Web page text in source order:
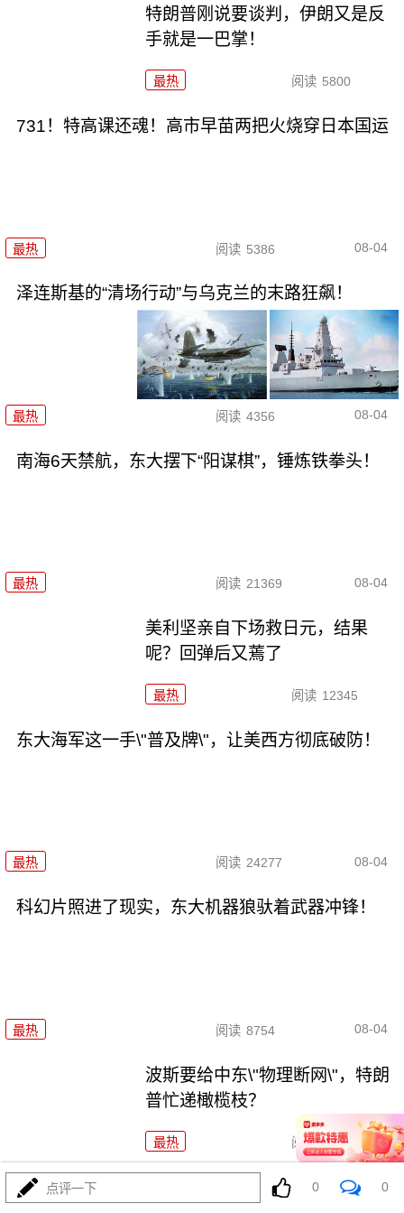
特朗普刚说要谈判，伊朗又是反
手就是一巴掌！
最热 阅读 5800
731！特高课还魂！高市早苗两把火烧穿日本国运
最热 阅读 5386 08-04
泽连斯基的“清场行动”与乌克兰的末路狂飙！
最热 阅读 4356 08-04
南海6天禁航，东大摆下“阳谋棋”，锤炼铁拳头！
最热 阅读 21369 08-04
美利坚亲自下场救日元，结果
呢？回弹后又蔫了
最热 阅读 12345
东大海军这一手\"普及牌\"，让美西方彻底破防！
最热 阅读 24277 08-04
科幻片照进了现实，东大机器狼驮着武器冲锋！
最热 阅读 8754 08-04
波斯要给中东\"物理断网\"，特朗
普忙递橄榄枝？
最热 阅读 7204
F-35真被波斯导弹端了！美军这
点评一下 0 0